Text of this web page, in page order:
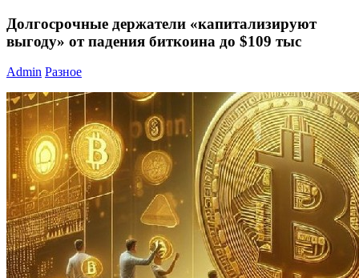
Долгосрочные держатели «капитализируют
выгоду» от падения биткоина до $109 тыс
Admin Разное